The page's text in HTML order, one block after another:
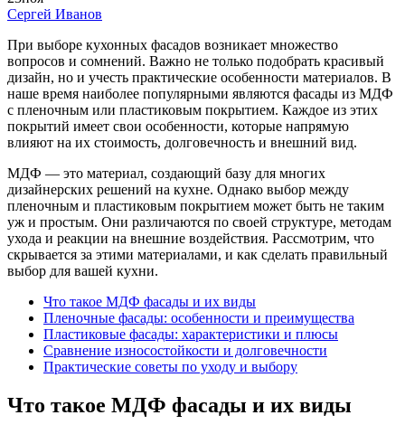
Сергей Иванов
При выборе кухонных фасадов возникает множество
вопросов и сомнений. Важно не только подобрать красивый
дизайн, но и учесть практические особенности материалов. В
наше время наиболее популярными являются фасады из МДФ
с пленочным или пластиковым покрытием. Каждое из этих
покрытий имеет свои особенности, которые напрямую
влияют на их стоимость, долговечность и внешний вид.
МДФ — это материал, создающий базу для многих
дизайнерских решений на кухне. Однако выбор между
пленочным и пластиковым покрытием может быть не таким
уж и простым. Они различаются по своей структуре, методам
ухода и реакции на внешние воздействия. Рассмотрим, что
скрывается за этими материалами, и как сделать правильный
выбор для вашей кухни.
Что такое МДФ фасады и их виды
Пленочные фасады: особенности и преимущества
Пластиковые фасады: характеристики и плюсы
Сравнение износостойкости и долговечности
Практические советы по уходу и выбору
Что такое МДФ фасады и их виды